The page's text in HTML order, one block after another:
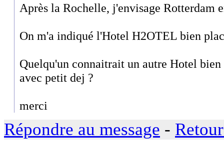
Après la Rochelle, j'envisage Rotterdam
On m'a indiqué l'Hotel H2OTEL bien
Quelqu'un connaitrait un autre Hotel bien
avec petit dej ?
merci
Répondre au message -